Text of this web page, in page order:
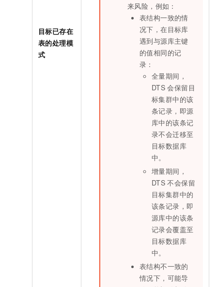
目标已存在
表的处理模
式
来风险，例如：
表结构一致的情
况下，在目标库
遇到与源库主键
的值相同的记
录：
全量期间，
DTS 会保留目
标集群中的该
条记录，即源
库中的该条记
录不会迁移至
目标数据库
中。
增量期间，
DTS 不会保留
目标集群中的
该条记录，即
源库中的该条
记录会覆盖至
目标数据库
中。
表结构不一致的
情况下，可能导